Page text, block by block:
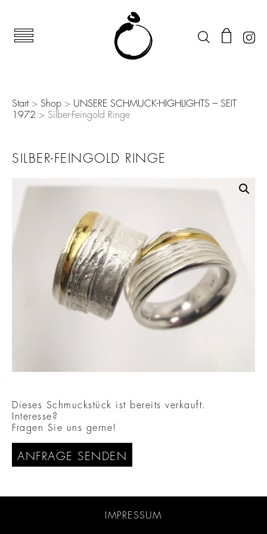
Start> Shop > UNSERE SCHMUCK-HIGHLIGHTS – SEIT
1972 > Silber-Feingold Ringe
SILBER-FEINGOLD RINGE
Dieses Schmuckstück ist bereits verkauft.
Interesse?
Fragen Sie uns gerne!
ANFRAGE SENDEN
IMPRESSUM